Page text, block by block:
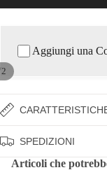
2
Aggiungi una
SPEDIZIONI
Articoli che